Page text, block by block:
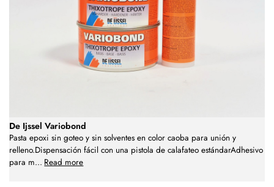
De Ijssel Variobond
Pasta epoxi sin goteo y sin solventes en color caoba para unión y
relleno.Dispensación fácil con una pistola de calafateo estándarAdhesivo
para m... Read more